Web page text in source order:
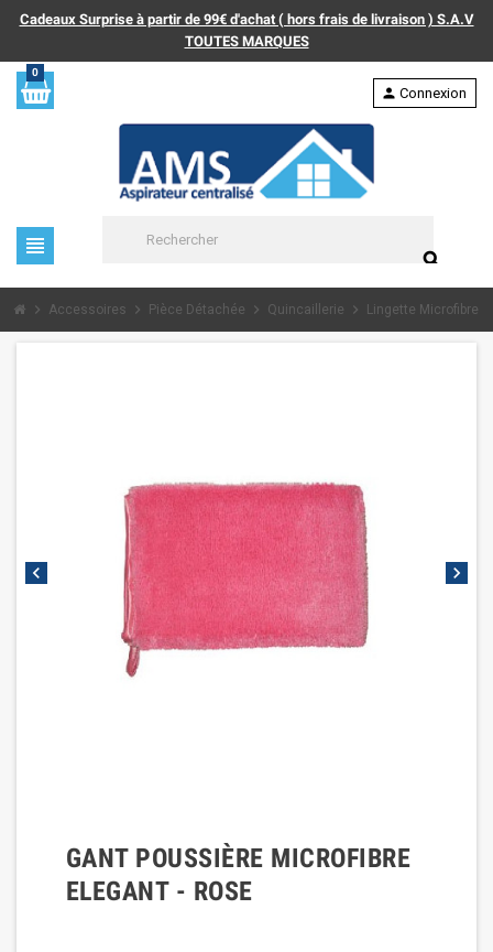
Cadeaux Surprise à partir de 99€ d'achat ( hors frais de livraison ) S.A.V
TOUTES MARQUES
0
view_headline
search
person Connexion
chevron_right Accessoires chevron_right Pièce Détachée chevron_right Quincaillerie chevron_right Lingette Microfibre
chevron_left chevron_right
GANT POUSSIÈRE MICROFIBRE
ELEGANT - ROSE